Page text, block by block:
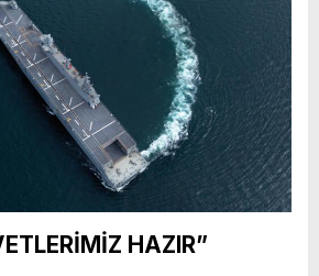
HAZIR”